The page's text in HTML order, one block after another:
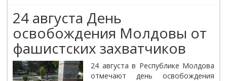
24 августа День
освобождения Молдовы от
фашистских захватчиков
24 августа в Республике Молдова
отмечают день освобождения